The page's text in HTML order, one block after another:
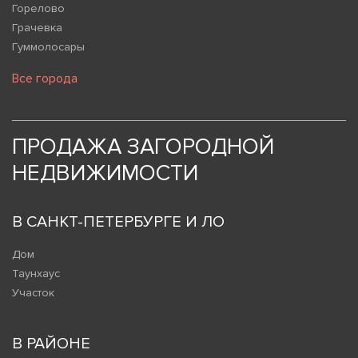
Горелово
Грачевка
Гуммолосары
Все города
ПРОДАЖА ЗАГОРОДНОЙ
НЕДВИЖИМОСТИ
В САНКТ-ПЕТЕРБУРГЕ И ЛО
Дом
Таунхаус
Участок
В РАЙОНЕ